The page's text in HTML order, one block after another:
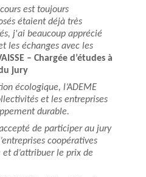
est toujours
étaient déjà très
j'ai beaucoup apprécié
les échanges avec les
– Chargée d’études à
jury
écologique, l’ADEME
et les entreprises
durable.
de participer au jury
coopératives
et d’attribuer le prix de